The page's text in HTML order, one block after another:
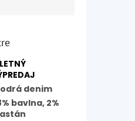
denim
bavlna, 2%